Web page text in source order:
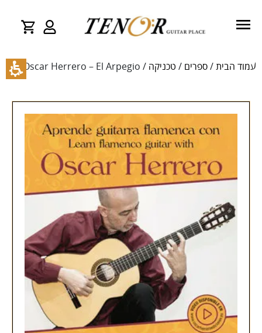
עמוד הבית / ספרים / טכניקה / Oscar Herrero – El Arpegio